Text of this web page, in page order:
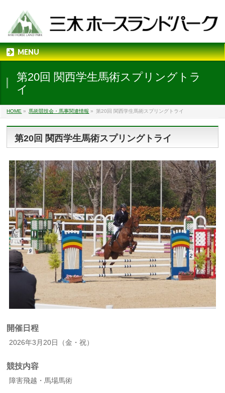
MENU
第20回 関西学生馬術スプリングトラ
イ
HOME » 馬術競技会・馬事関連情報 » 第20回 関西学生馬術スプリングトライ
第20回 関西学生馬術スプリングトライ
開催日程
2026年3月20日（金・祝）
競技内容
障害飛越・馬場馬術